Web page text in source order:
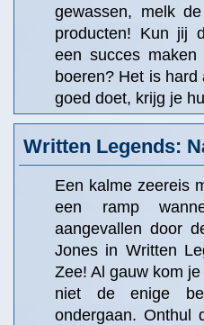
gewassen, melk
producten! Kun jij
een succes
boeren? Het is
goed doet, krijg je
Written Legends:
Een kalme zeereis
een ramp
aangevallen door
Jones in Written
Zee! Al gauw kom
niet de enige
ondergaan. Onthul